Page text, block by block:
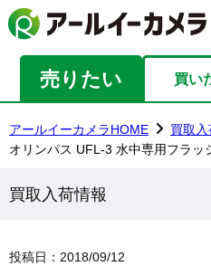
売りたい 買い
アールイーカメラHOME
買取
オリンパス UFL-3 水中専用フラッ
買取入荷情報
投稿日： 2018/09/12